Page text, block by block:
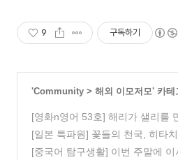
9 구독하기
'Community > 해외 이모저모' 카테
[영화n영어 53호] 해리가 샐리를
잠들기 전까지 얘기할 수 있는 당
(0)
[일본 특파원] 꽃들의 천국, 히타치
(0)
[중국어 탐구생활] 이번 주말에 이